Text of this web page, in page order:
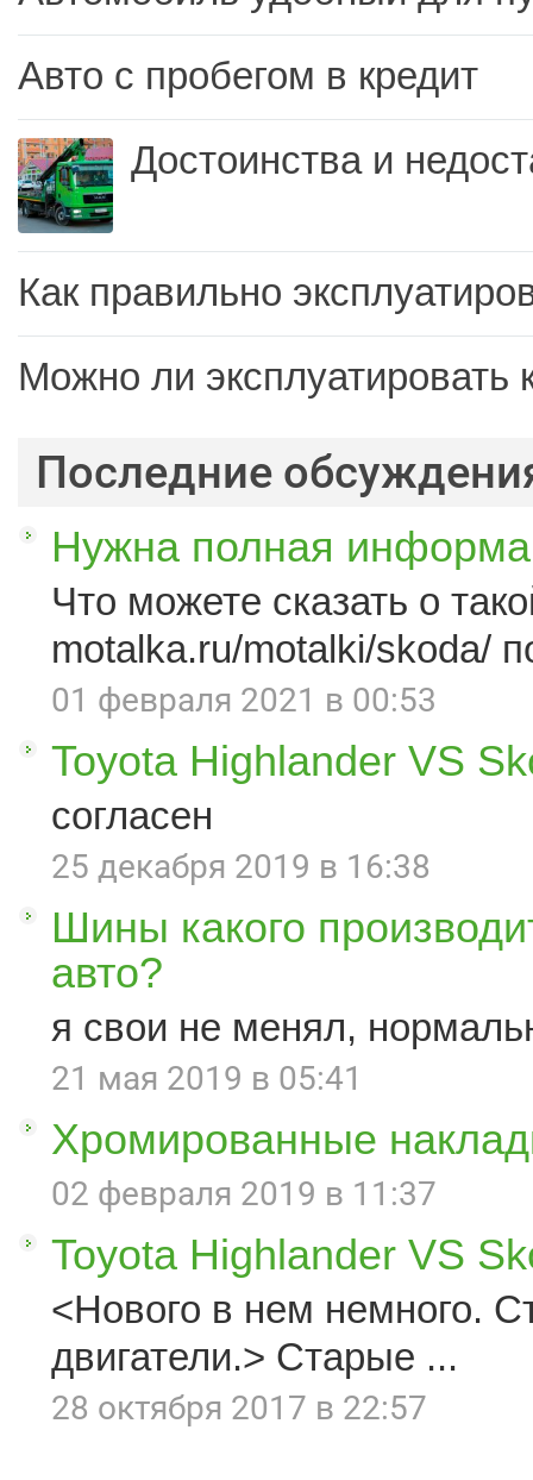
Авто с пробегом в кредит
Достоинства и
Как правильно
Можно ли эксплуатировать
Последние
Нужна полная
Что можете сказать о
motalka.ru/motalki/skoda/
01 февраля 2021 в 00:53
Toyota Highlander VS
согласен
25 декабря 2019 в 16:38
Шины какого
авто?
я свои не менял,
21 мая 2019 в 05:41
Хромированные
02 февраля 2019 в 11:37
Toyota Highlander VS
<Нового в нем немного.
двигатели.> Старые ...
28 октября 2017 в 22:57